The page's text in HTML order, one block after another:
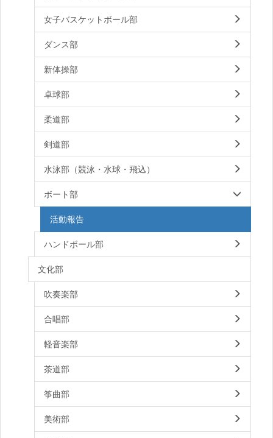
女子バスケットボール部
ダンス部
新体操部
卓球部
柔道部
剣道部
水泳部（競泳・水球・飛込）
ボート部
活動報告
ハンドボール部
文化部
吹奏楽部
合唱部
軽音楽部
茶道部
筝曲部
美術部